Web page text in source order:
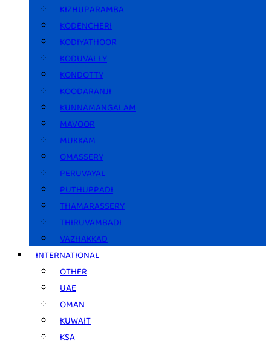
KIZHUPARAMBA
KODENCHERI
KODIYATHOOR
KODUVALLY
KONDOTTY
KOODARANJI
KUNNAMANGALAM
MAVOOR
MUKKAM
OMASSERY
PERUVAYAL
PUTHUPPADI
THAMARASSERY
THIRUVAMBADI
VAZHAKKAD
INTERNATIONAL
OTHER
UAE
OMAN
KUWAIT
KSA